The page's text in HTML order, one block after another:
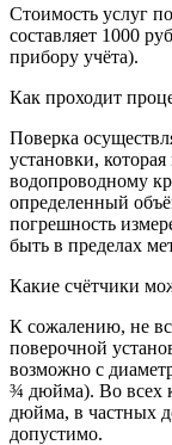
Стоимость услуг
составляет 1000
прибору учёта).
Как проходит
Поверка
установки,
водопроводному
определенный
погрешность
быть в пределах
Какие счётчики
К сожалению, не
поверочной
возможно с
¾ дюйма). Во всех
дюйма, в частных
допустимо.